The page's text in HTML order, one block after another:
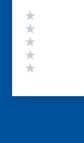
Valutazione